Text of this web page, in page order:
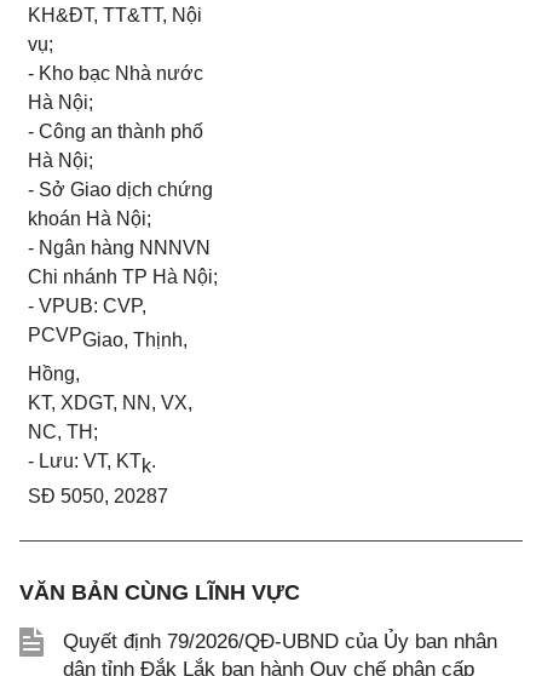
KH&ĐT, TT&TT, Nội
vụ;
- Kho bạc Nhà nước
Hà Nội;
- Công an thành phố
Hà Nội;
- Sở Giao dịch chứng
khoán Hà Nội;
- Ngân hàng NNNVN
Chi nhánh TP Hà Nội;
- VPUB: CVP,
PCVPGiao, Thịnh,
Hồng,
KT, XDGT, NN, VX,
NC, TH;
- Lưu: VT, KTk.
SĐ 5050, 20287
VĂN BẢN CÙNG LĨNH VỰC
Quyết định 79/2026/QĐ-UBND của Ủy ban nhân
dân tỉnh Đắk Lắk ban hành Quy chế phân cấp